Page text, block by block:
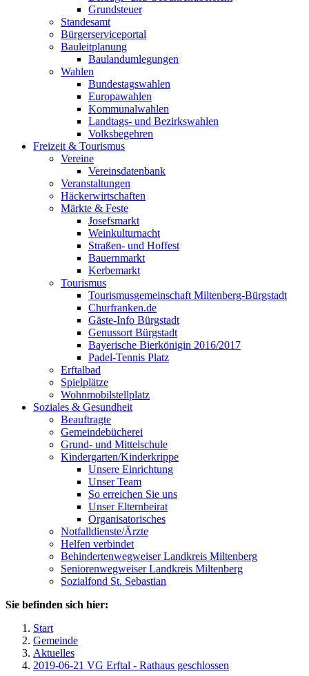
Grundsteuer
Standesamt
Bürgerserviceportal
Bauleitplanung
Baulandumlegungen
Wahlen
Bundestagswahlen
Europawahlen
Kommunalwahlen
Landtags- und Bezirkswahlen
Volksbegehren
Freizeit & Tourismus
Vereine
Vereinsdatenbank
Veranstaltungen
Häckerwirtschaften
Märkte & Feste
Josefsmarkt
Weinkulturnacht
Straßen- und Hoffest
Bauernmarkt
Kerbemarkt
Tourismus
Tourismusgemeinschaft Miltenberg-Bürgstadt
Churfranken.de
Gäste-Info Bürgstadt
Genussort Bürgstadt
Bayerische Bierkönigin 2016/2017
Padel-Tennis Platz
Erftalbad
Spielplätze
Wohnmobilstellplatz
Soziales & Gesundheit
Beauftragte
Gemeindebücherei
Grund- und Mittelschule
Kindergarten/Kinderkrippe
Unsere Einrichtung
Unser Team
So erreichen Sie uns
Unser Elternbeirat
Organisatorisches
Notfalldienste/Ärzte
Helfen verbindet
Behindertenwegweiser Landkreis Miltenberg
Seniorenwegweiser Landkreis Miltenberg
Sozialfond St. Sebastian
Sie befinden sich hier:
Start
Gemeinde
Aktuelles
2019-06-21 VG Erftal - Rathaus geschlossen